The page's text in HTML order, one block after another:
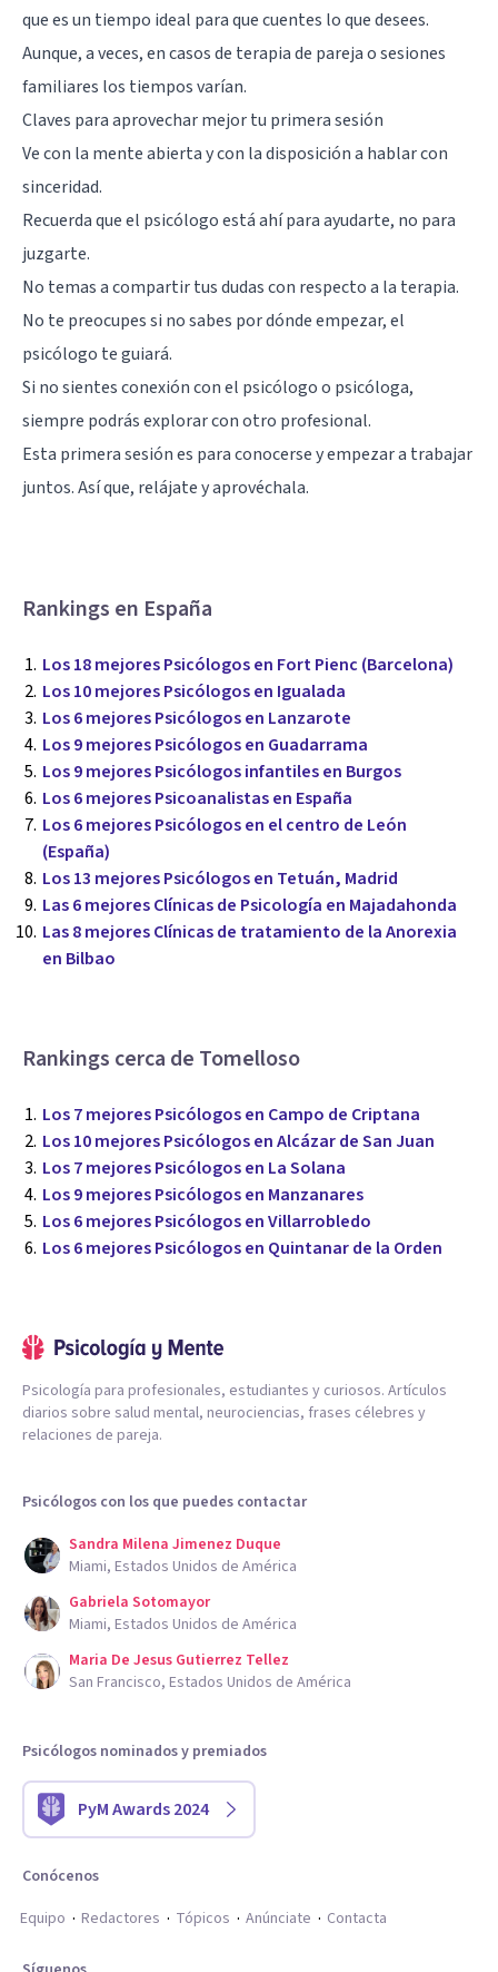
que es un tiempo ideal para que cuentes lo que desees.
Aunque, a veces, en casos de terapia de pareja o sesiones
familiares los tiempos varían.
Claves para aprovechar mejor tu primera sesión
Ve con la mente abierta y con la disposición a hablar con
sinceridad.
Recuerda que el psicólogo está ahí para ayudarte, no para
juzgarte.
No temas a compartir tus dudas con respecto a la terapia.
No te preocupes si no sabes por dónde empezar, el
psicólogo te guiará.
Si no sientes conexión con el psicólogo o psicóloga,
siempre podrás explorar con otro profesional.
Esta primera sesión es para conocerse y empezar a trabajar
juntos. Así que, relájate y aprovéchala.
Rankings en España
Los 18 mejores Psicólogos en Fort Pienc (Barcelona)
Los 10 mejores Psicólogos en Igualada
Los 6 mejores Psicólogos en Lanzarote
Los 9 mejores Psicólogos en Guadarrama
Los 9 mejores Psicólogos infantiles en Burgos
Los 6 mejores Psicoanalistas en España
Los 6 mejores Psicólogos en el centro de León
(España)
Los 13 mejores Psicólogos en Tetuán, Madrid
Las 6 mejores Clínicas de Psicología en Majadahonda
Las 8 mejores Clínicas de tratamiento de la Anorexia
en Bilbao
Rankings cerca de Tomelloso
Los 7 mejores Psicólogos en Campo de Criptana
Los 10 mejores Psicólogos en Alcázar de San Juan
Los 7 mejores Psicólogos en La Solana
Los 9 mejores Psicólogos en Manzanares
Los 6 mejores Psicólogos en Villarrobledo
Los 6 mejores Psicólogos en Quintanar de la Orden
Psicología para profesionales, estudiantes y curiosos. Artículos
diarios sobre salud mental, neurociencias, frases célebres y
relaciones de pareja.
Psicólogos con los que puedes contactar
Sandra Milena Jimenez Duque
Miami, Estados Unidos de América
Gabriela Sotomayor
Miami, Estados Unidos de América
Maria De Jesus Gutierrez Tellez
San Francisco, Estados Unidos de América
Psicólogos nominados y premiados
PyM Awards 2024
Conócenos
Equipo
Redactores Tópicos Anúnciate Contacta